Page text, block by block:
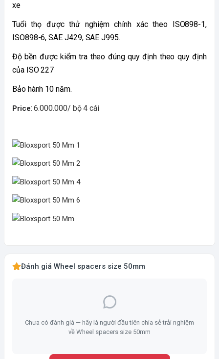
xe
Tuổi thọ được thử nghiệm chính xác theo ISO898-1,
ISO898-6, SAE J429, SAE J995.
Độ bền được kiểm tra theo đúng quy định theo quy định
của ISO 227
Bảo hành 10 năm.
Price: 6.000.000/ bộ 4 cái
Đánh giá Wheel spacers size 50mm
Chưa có đánh giá — hãy là người đầu tiên chia sẻ trải nghiệm
về Wheel spacers size 50mm